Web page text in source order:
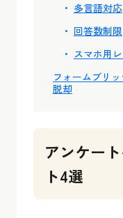
多言語対応
回答数制限
スマホ用
フォームブリ
脱却
アンケー
ト4選